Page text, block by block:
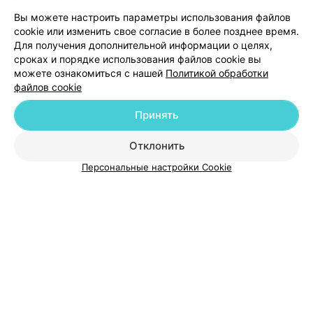
О проекте Новости проекта
Размещение рекламы
Медицинский маркетинг
Публичный договор
Пользовательское соглашение
Способы оплаты
Персональные настройки cookie
Обработка персональных данных
Вы можете настроить параметры использования файлов
cookie или изменить свое согласие в более позднее время.
Для получения дополнительной информации о целях,
сроках и порядке использования файлов cookie вы
можете ознакомиться с нашей Политикой обработки
файлов cookie
Отклонить
Принять
Персональные настройки Cookie